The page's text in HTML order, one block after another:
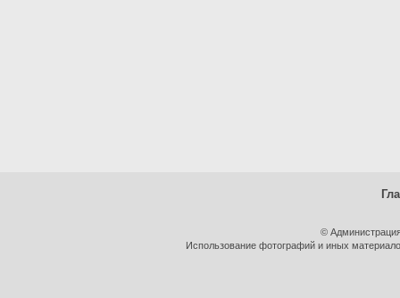
©
Использование фотографий и иных